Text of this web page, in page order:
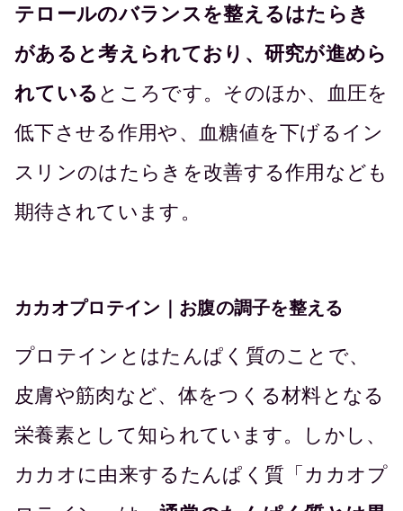
テロールのバランスを整えるはたらき
があると考えられており、研究が進めら
れている ところです。そのほか、血圧を
低下させる作用や、血糖値を下げるイン
スリンのはたらきを改善する作用なども
期待されています。
カカオプロテイン｜お腹の調子を整える
プロテインとはたんぱく質のことで、
皮膚や筋肉など、体をつくる材料となる
栄養素として知られています。しかし、
カカオに由来するたんぱく質「カカオプ